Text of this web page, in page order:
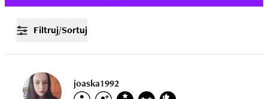
Filtruj/Sortuj
joaska1992